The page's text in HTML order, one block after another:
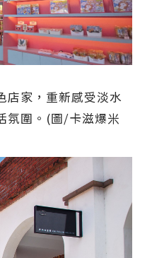
家，重新感受淡水
氛圍。(圖/卡滋爆米